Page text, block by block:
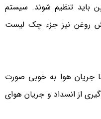
باید تنظیم شوند. سیستم
روغن نیز جزء چک لیست
جریان هوا به خوبی صورت
از انسداد و جریان هوای